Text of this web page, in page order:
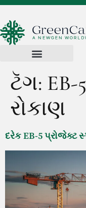
ટૅગ:
રોકાણ
દરેક EB-5 પ્રોજેક્ટ